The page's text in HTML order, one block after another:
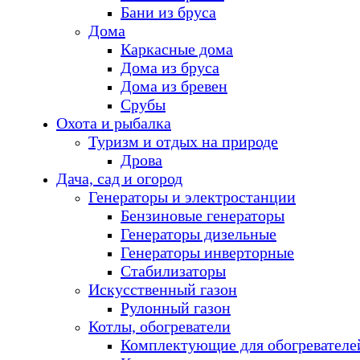
Бани из бруса
Дома
Каркасные дома
Дома из бруса
Дома из бревен
Срубы
Охота и рыбалка
Туризм и отдых на природе
Дрова
Дача, сад и огород
Генераторы и электростанции
Бензиновые генераторы
Генераторы дизельные
Генераторы инверторные
Стабилизаторы
Искусственный газон
Рулонный газон
Котлы, обогреватели
Комплектующие для